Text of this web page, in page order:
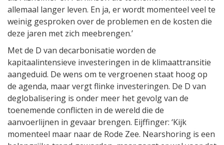
allemaal langer leven. En ja, er wordt momenteel veel te
weinig gesproken over de problemen en de kosten die
deze jaren met zich meebrengen.’
Met de D van decarbonisatie worden de
kapitaalintensieve investeringen in de klimaattransitie
aangeduid. De wens om te vergroenen staat hoog op
de agenda, maar vergt flinke investeringen. De D van
deglobalisering is onder meer het gevolg van de
toenemende conflicten in de wereld die de
aanvoerlijnen in gevaar brengen. Eijffinger: ‘Kijk
momenteel maar naar de Rode Zee. Nearshoring is een